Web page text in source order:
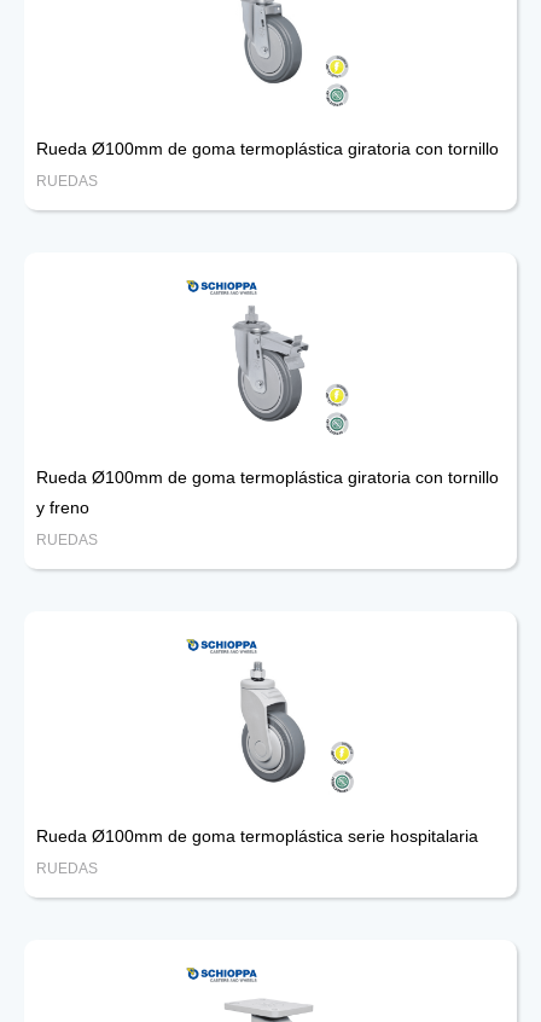
Rueda Ø100mm de goma termoplástica giratoria con tornillo
RUEDAS
Rueda Ø100mm de goma termoplástica giratoria con tornillo
y freno
RUEDAS
Rueda Ø100mm de goma termoplástica serie hospitalaria
RUEDAS